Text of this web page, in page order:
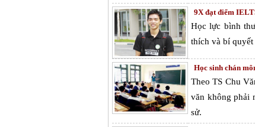
9X đạt điểm
Học lực bình
thích và bí quyết
Học sinh chán
Theo TS Chu
văn không phải
sử.